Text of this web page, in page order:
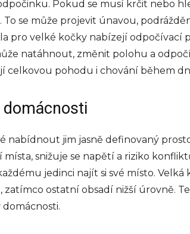
Pokud se musí krčit nebo
se může projevit únavou,
pro velké kočky nabízejí odpočívací
natáhnout, změnit polohu a
celkovou pohodu i chování během
nabídnout jim jasně definovaný
snižuje se napětí a riziko
jedinci najít si své místo. Velká
ostatní obsadí nižší úrovně.